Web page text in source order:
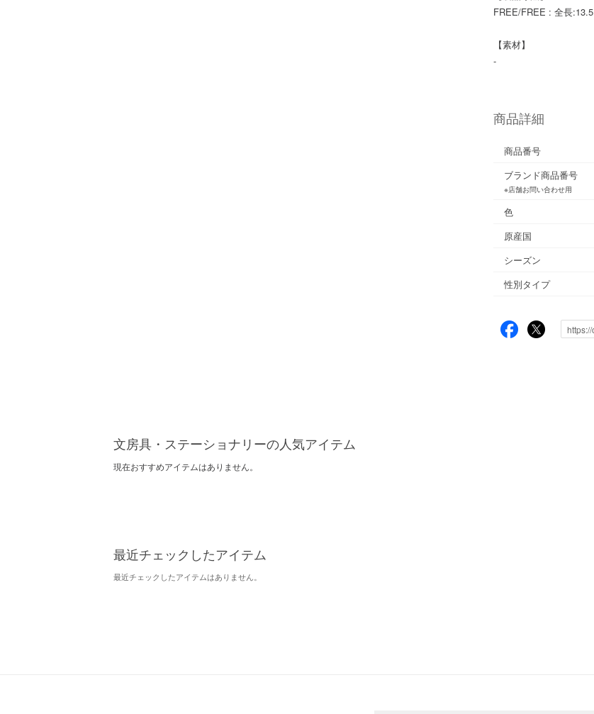
FREE/FREE : 全長:13.5
【素材】
-
商品詳細
商品番号
ブランド商品番号
※店舗お問い合わせ用
色
原産国
シーズン
性別タイプ
文房具・ステーショナリーの人気アイテム
現在おすすめアイテムはありません。
最近チェックしたアイテム
最近チェックしたアイテムはありません。